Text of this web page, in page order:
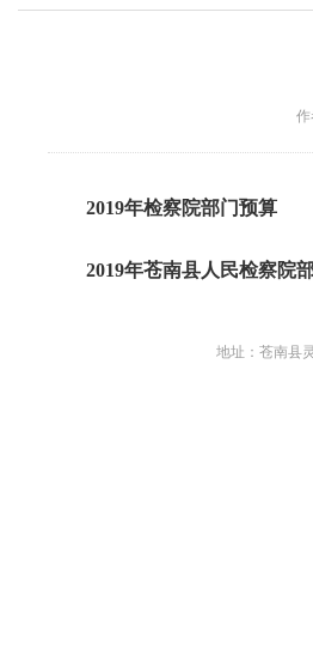
作
2019年检察院部门预算
2019年苍南县人民检察院
地址：苍南县